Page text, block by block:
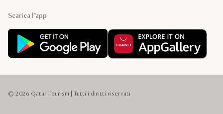
Scarica l’app
© 2026 Qatar Tourism | Tutti i diritti riservati